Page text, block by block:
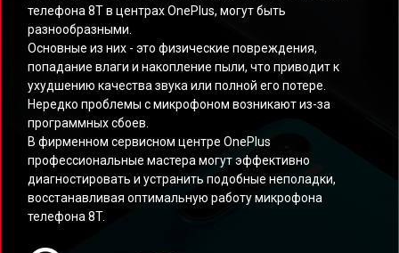
телефона 8T в центрах OnePlus, могут быть
разнообразными.
Основные из них - это физические повреждения,
попадание влаги и накопление пыли, что приводит к
ухудшению качества звука или полной его потере.
Нередко проблемы с микрофоном возникают из-за
программных сбоев.
В фирменном сервисном центре OnePlus
профессиональные мастера могут эффективно
диагностировать и устранить подобные неполадки,
восстанавливая оптимальную работу микрофона
телефона 8T.